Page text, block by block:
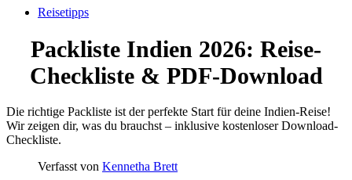
Reisetipps
Packliste Indien 2026: Reise-
Checkliste & PDF-Download
Die richtige Packliste ist der perfekte Start für deine Indien-Reise!
Wir zeigen dir, was du brauchst – inklusive kostenloser Download-
Checkliste.
Verfasst von Kennetha Brett